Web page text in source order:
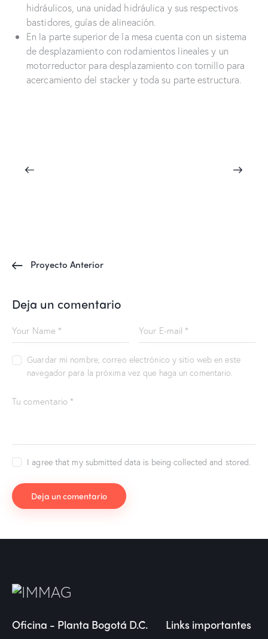
hidráulicos, una unidad hidráulica y sus respectivos
bastidores, guías de alineación.
En la parte superior de la mesa cuenta con un sistema
de desplazamiento con rodamientos lineales y un
motorreductor para desplazamiento con tornillo para
acercamiento del stacker y toda su parte estructura.
Proyecto Anterior
Deja un comentario
Guardar mi nombre, correo electrónico y sitio web en este
navegador para la próxima vez que haga un comentario.
I agree that my submitted data is being collected and stored.
Oficina - Planta Bogotá D.C. Links importantes